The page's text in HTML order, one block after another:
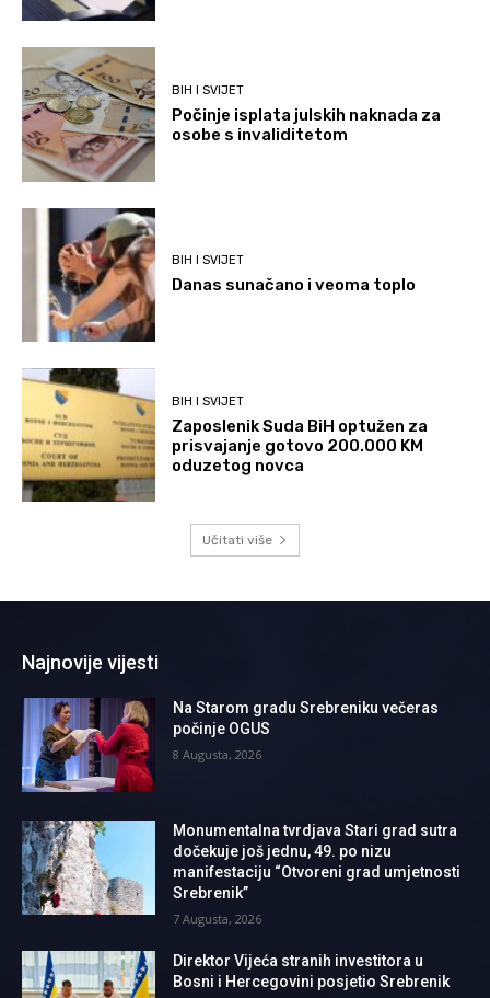
BIH I SVIJET
Počinje isplata julskih naknada za
osobe s invaliditetom
BIH I SVIJET
Danas sunačano i veoma toplo
BIH I SVIJET
Zaposlenik Suda BiH optužen za
prisvajanje gotovo 200.000 KM
oduzetog novca
Učitati više
Najnovije vijesti
Na Starom gradu Srebreniku večeras
počinje OGUS
8 Augusta, 2026
Monumentalna tvrdjava Stari grad sutra
dočekuje još jednu, 49. po nizu
manifestaciju “Otvoreni grad umjetnosti
Srebrenik”
7 Augusta, 2026
Direktor Vijeća stranih investitora u
Bosni i Hercegovini posjetio Srebrenik